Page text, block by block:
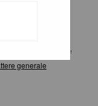
a tutte le procedure
generale